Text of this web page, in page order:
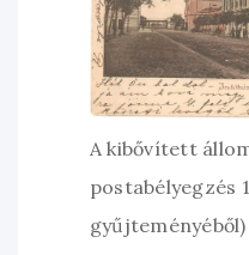
A kibővített
postabélyegzés
gyűjteményéből)